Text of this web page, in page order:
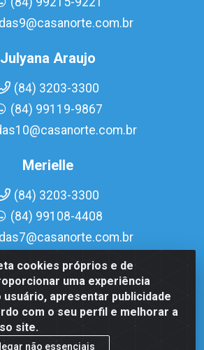
cookies próprios e de
uma experiência
usuário, apresentar publicidade
com o seu perfil e melhorar a
site.
não essenciais
Julyana Araujo
(84) 3203-3300
(84) 99119-9867
Merielle
(84) 3203-3300
(84) 99108-4408
- Av. Interventor Mário Câmara, 1815 -
Natal/RN - CEP 59054-600 - CNPJ
08.713.513/0001-51